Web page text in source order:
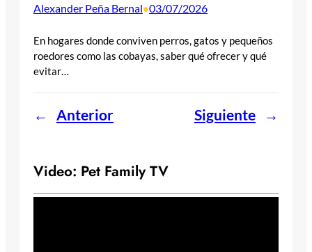
Alexander Peña Bernal•03/07/2026
En hogares donde conviven perros, gatos y pequeños
roedores como las cobayas, saber qué ofrecer y qué
evitar…
← Anterior Siguiente →
Video: Pet Family TV